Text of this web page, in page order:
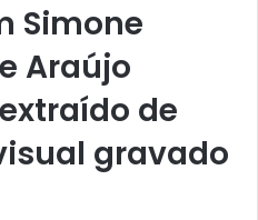
Simone
Araújo
de
gravado